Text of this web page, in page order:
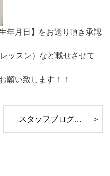
年月日】をお送り頂き承認
ッスン）など載せさせて
願い致します！！
スタッフブログ 主濱編